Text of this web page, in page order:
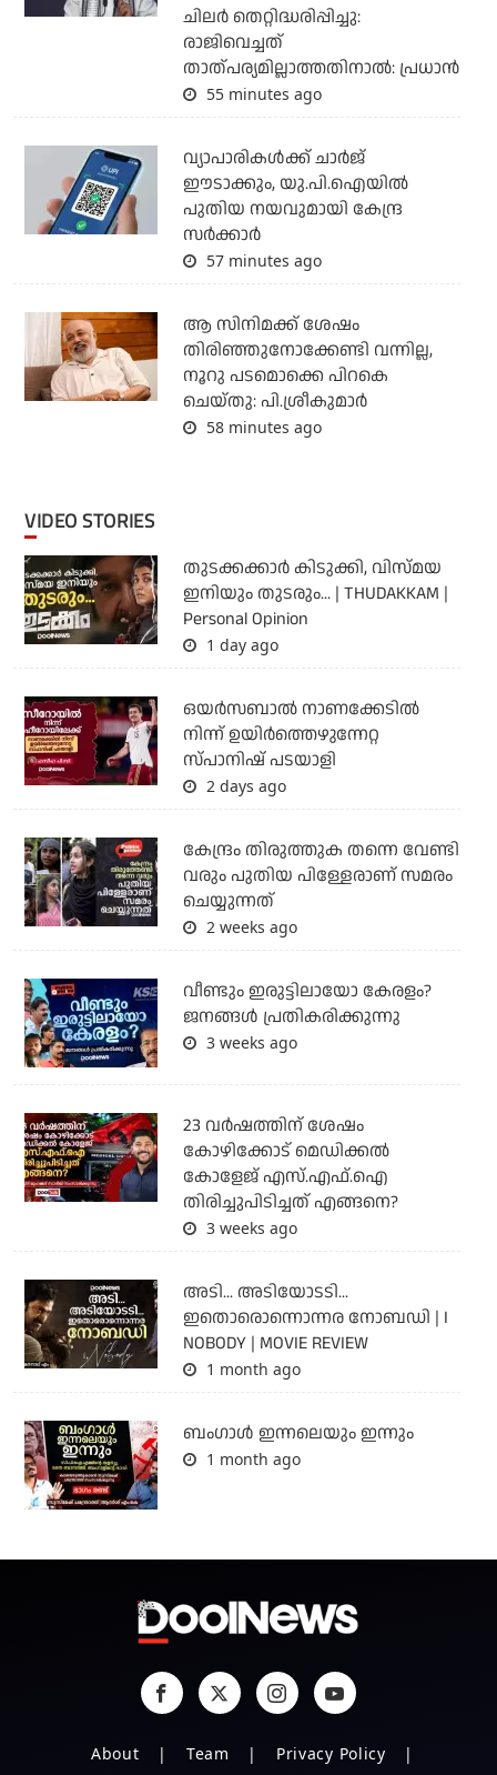
ചിലര്‍ തെറ്റിദ്ധരിപ്പിച്ചു:
രാജിവെച്ചത്
താത്പര്യമില്ലാത്തതിനാല്‍: പ്രധാന്‍
55 minutes ago
വ്യാപാരികള്‍ക്ക് ചാര്‍ജ്
ഈടാക്കും, യു.പി.ഐയില്‍
പുതിയ നയവുമായി കേന്ദ്ര
സര്‍ക്കാര്‍
57 minutes ago
ആ സിനിമക്ക് ശേഷം
തിരിഞ്ഞുനോക്കേണ്ടി വന്നില്ല,
നൂറു പടമൊക്കെ പിറകെ
ചെയ്തു: പി.ശ്രീകുമാർ
58 minutes ago
VIDEO STORIES
തുടക്കക്കാര്‍ കിടുക്കി, വിസ്മയ
ഇനിയും തുടരും... | THUDAKKAM |
Personal Opinion
1 day ago
ഒയര്‍സബാൽ നാണക്കേടിൽ
നിന്ന് ഉയിർത്തെഴുന്നേറ്റ
സ്പാനിഷ് പടയാളി
2 days ago
കേന്ദ്രം തിരുത്തുക തന്നെ വേണ്ടി
വരും പുതിയ പിള്ളേരാണ് സമരം
ചെയ്യുന്നത്
2 weeks ago
വീണ്ടും ഇരുട്ടിലായോ കേരളം?
ജനങ്ങൾ പ്രതികരിക്കുന്നു
3 weeks ago
23 വർഷത്തിന് ശേഷം
കോഴിക്കോട് മെഡിക്കൽ
കോളേജ് എസ്.എഫ്.ഐ
തിരിച്ചുപിടിച്ചത് എങ്ങനെ?
3 weeks ago
അടി... അടിയോടടി...
ഇതൊരൊന്നൊന്നര നോബഡി | I
NOBODY | MOVIE REVIEW
1 month ago
ബംഗാള്‍ ഇന്നലെയും ഇന്നും
1 month ago
About Team Privacy Policy